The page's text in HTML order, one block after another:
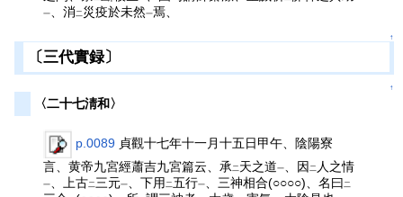
一 、消 二 災疫於未然一焉、
↑
〔三代實録〕
↑
〈二十七淸和〉
p.0089 貞觀十七年十一月十五日甲午、陰陽寮
言、黄帝九宮經蕭吉九宮篇云、承 二 天之道一 、因 二 人之情
一 、上古二 三元一 、下用 二五行一 、三神相合(○○○○)、名曰 二